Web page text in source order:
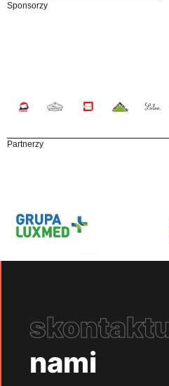
Sponsorzy
Partnerzy
nami